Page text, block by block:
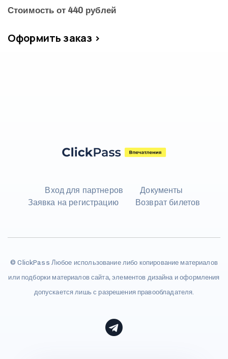
Стоимость от 440 рублей
Оформить заказ >
Вход для партнеров
Документы
Заявка на регистрацию
Возврат билетов
© ClickPass Любое использование либо копирование материалов
или подборки материалов сайта, элементов дизайна и оформления
допускается лишь с разрешения правообладателя.